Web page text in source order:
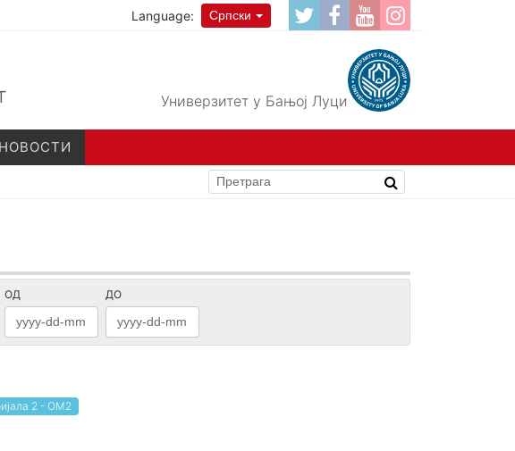
Language: Српски
Универзитет у Бањој Луци
НОВОСТИ
ОД ДО
2 - ОМ2